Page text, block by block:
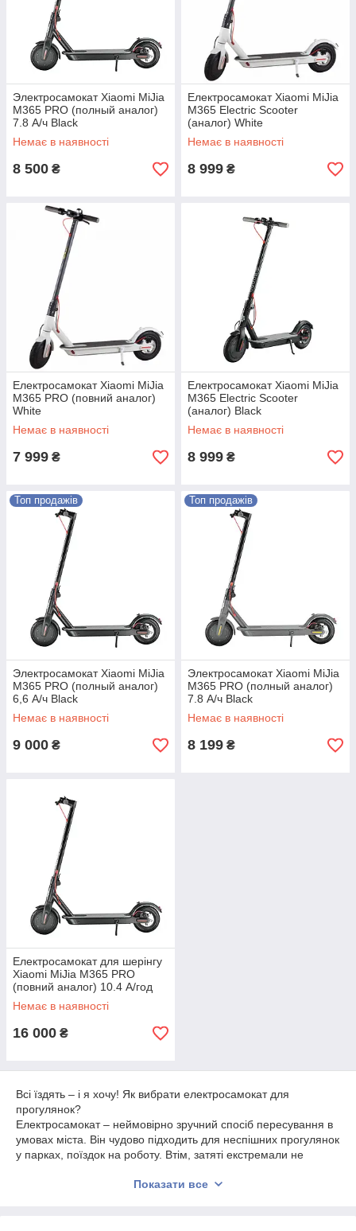
Электросамокат Xiaomi MiJia
M365 PRO (полный аналог)
7.8 А/ч Black
Немає в наявності
8 500 ₴
Електросамокат Xiaomi MiJia
M365 Electric Scooter
(аналог) White
Немає в наявності
8 999 ₴
Електросамокат Xiaomi MiJia
M365 PRO (повний аналог)
White
Немає в наявності
7 999 ₴
Електросамокат Xiaomi MiJia
M365 Electric Scooter
(аналог) Black
Немає в наявності
8 999 ₴
Топ продажів
Электросамокат Xiaomi MiJia
M365 PRO (полный аналог)
6,6 А/ч Black
Немає в наявності
9 000 ₴
Топ продажів
Электросамокат Xiaomi MiJia
M365 PRO (полный аналог)
7.8 А/ч Black
Немає в наявності
8 199 ₴
Електросамокат для шерінгу
Xiaomi MiJia M365 PRO
(повний аналог) 10.4 А/год
Black
Немає в наявності
16 000 ₴
Всі їздять – і я хочу! Як вибрати електросамокат для
прогулянок?
Електросамокат – неймовірно зручний спосіб пересування в
умовах міста. Він чудово підходить для неспішних прогулянок
у парках, поїздок на роботу. Втім, затяті екстремали не
розвивають швидкість 35 км/год і вище.
Показати все